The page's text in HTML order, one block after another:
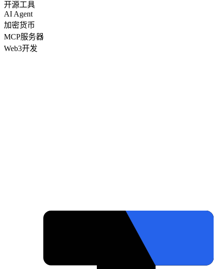
开源工具
AI Agent
加密货币
MCP服务器
Web3开发